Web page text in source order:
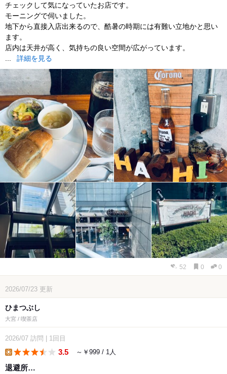
チェックして気になっていたお店です。
モーニングで伺いました。
地下から直接入店出来るので、酷暑の時期には有難い立地かと思い
ます。
店内は天井が高く、気持ちの良い空間が広がっています。
詳細を見る
52 0 0
2026/07/23 更新
ひまつぶし
大宮 / 喫茶店
2026/07 訪問 1回目
3.5 ～￥999 / 1人
退避所…